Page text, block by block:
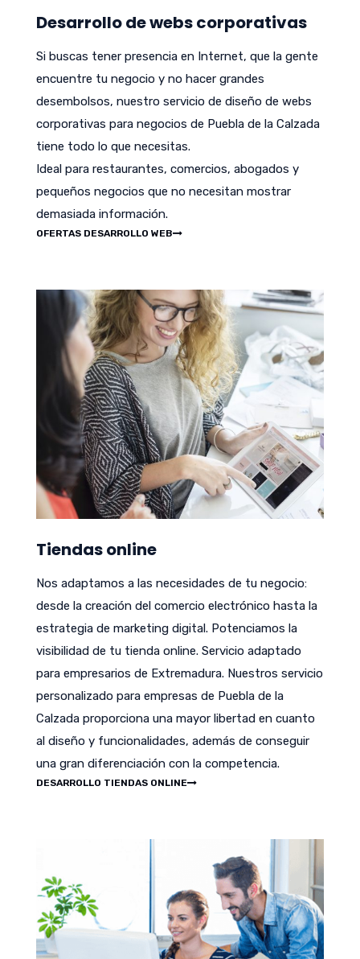
Desarrollo de webs corporativas
Si buscas tener presencia en Internet, que la gente
encuentre tu negocio y no hacer grandes
desembolsos, nuestro servicio de diseño de webs
corporativas para negocios de Puebla de la Calzada
tiene todo lo que necesitas.
Ideal para restaurantes, comercios, abogados y
pequeños negocios que no necesitan mostrar
demasiada información.
OFERTAS DESARROLLO WEB
Tiendas online
Nos adaptamos a las necesidades de tu negocio:
desde la creación del comercio electrónico hasta la
estrategia de marketing digital. Potenciamos la
visibilidad de tu tienda online. Servicio adaptado
para empresarios de Extremadura. Nuestros servicio
personalizado para empresas de Puebla de la
Calzada proporciona una mayor libertad en cuanto
al diseño y funcionalidades, además de conseguir
una gran diferenciación con la competencia.
DESARROLLO TIENDAS ONLINE